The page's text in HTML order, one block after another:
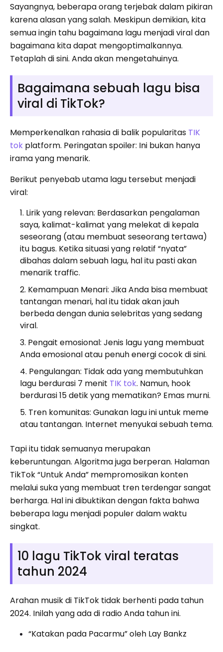
Sayangnya, beberapa orang terjebak dalam pikiran
karena alasan yang salah. Meskipun demikian, kita
semua ingin tahu bagaimana lagu menjadi viral dan
bagaimana kita dapat mengoptimalkannya.
Tetaplah di sini. Anda akan mengetahuinya.
Bagaimana sebuah lagu bisa
viral di TikTok?
Memperkenalkan rahasia di balik popularitas TIK
tok platform. Peringatan spoiler: Ini bukan hanya
irama yang menarik.
Berikut penyebab utama lagu tersebut menjadi
viral:
Lirik yang relevan: Berdasarkan pengalaman
saya, kalimat-kalimat yang melekat di kepala
seseorang (atau membuat seseorang tertawa)
itu bagus. Ketika situasi yang relatif “nyata”
dibahas dalam sebuah lagu, hal itu pasti akan
menarik traffic.
Kemampuan Menari: Jika Anda bisa membuat
tantangan menari, hal itu tidak akan jauh
berbeda dengan dunia selebritas yang sedang
viral.
Pengait emosional: Jenis lagu yang membuat
Anda emosional atau penuh energi cocok di sini.
Pengulangan: Tidak ada yang membutuhkan
lagu berdurasi 7 menit TIK tok. Namun, hook
berdurasi 15 detik yang mematikan? Emas murni.
Tren komunitas: Gunakan lagu ini untuk meme
atau tantangan. Internet menyukai sebuah tema.
Tapi itu tidak semuanya merupakan
keberuntungan. Algoritma juga berperan. Halaman
TikTok “Untuk Anda” mempromosikan konten
melalui suka yang membuat tren terdengar sangat
berharga. Hal ini dibuktikan dengan fakta bahwa
beberapa lagu menjadi populer dalam waktu
singkat.
10 lagu TikTok viral teratas
tahun 2024
Arahan musik di TikTok tidak berhenti pada tahun
2024. Inilah yang ada di radio Anda tahun ini.
“Katakan pada Pacarmu” oleh Lay Bankz